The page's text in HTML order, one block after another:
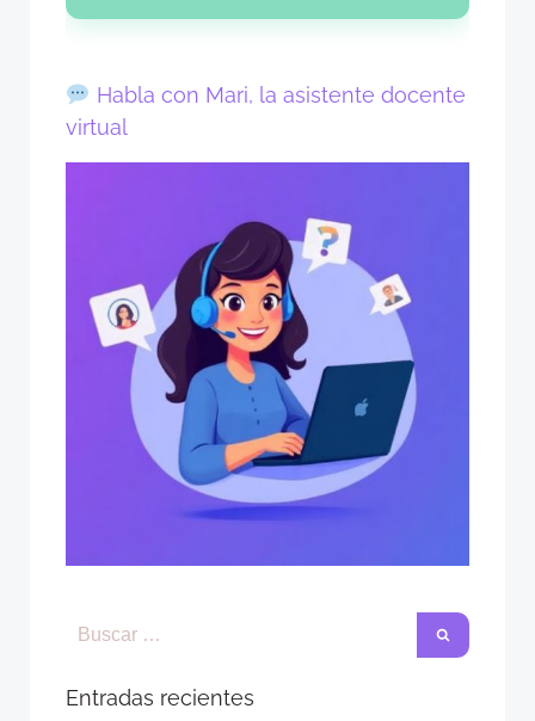
Habla con Mari, la asistente docente
virtual
Entradas recientes